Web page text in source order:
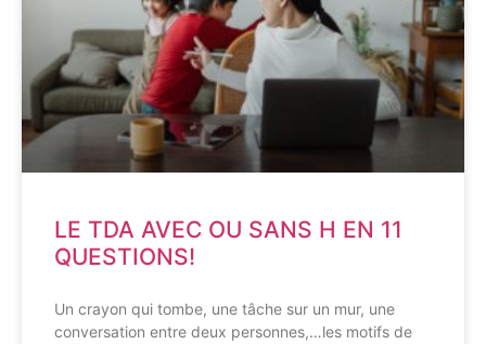
LE TDA AVEC OU SANS H EN 11
QUESTIONS!
Un crayon qui tombe, une tâche sur un mur, une
conversation entre deux personnes,…les motifs de